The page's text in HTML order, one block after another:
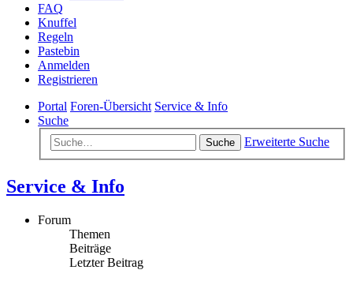
FAQ
Knuffel
Regeln
Pastebin
Anmelden
Registrieren
Portal Foren-Übersicht Service & Info
Suche
Suche Erweiterte Suche
Service & Info
Forum
Themen
Beiträge
Letzter Beitrag